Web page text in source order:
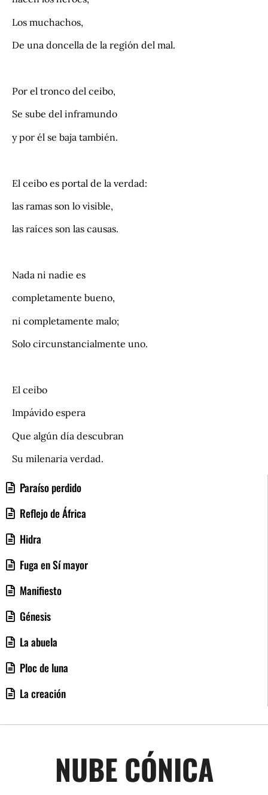
Paraíso perdido
Reflejo de África
Hidra
Fuga en Sí mayor
Manifiesto
Génesis
La abuela
Ploc de luna
La creación
Los muchachos,
De una doncella de la región del mal.
Por el tronco del ceibo,
Se sube del inframundo
y por él se baja también.
El ceibo es portal de la verdad:
las ramas son lo visible,
las raíces son las causas.
Nada ni nadie es
completamente bueno,
ni completamente malo;
Solo circunstancialmente uno.
El ceibo
Impávido espera
Que algún día descubran
Su milenaria verdad.
NUBE CÓNICA